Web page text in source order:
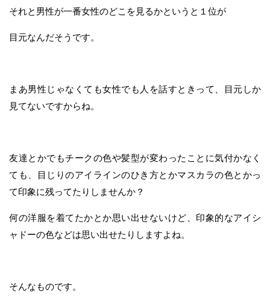
それと男性が一番女性のどこを見るかというと１位が
目元なんだそうです。
まあ男性じゃなくても女性でも人を話すときって、目元しか
見てないですからね。
友達とかでもチークの色や髪型が変わったことに気付かなく
ても、目じりのアイラインのひき方とかマスカラの色とかっ
て印象に残ってたりしませんか？
何の洋服を着てたかとか思い出せないけど、印象的なアイシ
ャドーの色などは思い出せたりしますよね。
そんなものです。